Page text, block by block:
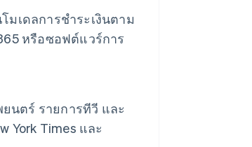
เดลการชําระเงินตาม
หรือซอฟต์แวร์การ
นตร์ รายการทีวี และ
York Times และ